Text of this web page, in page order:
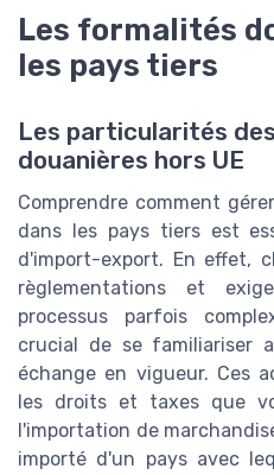
Les formalités
les pays tiers
Les particularités
douanières hors UE
Comprendre comment
dans les pays tiers est
d'import-export. En effet,
règlementations et
processus parfois
crucial de se familiariser
échange en vigueur. Ces
les droits et taxes que
l'importation de
importé d'un pays avec